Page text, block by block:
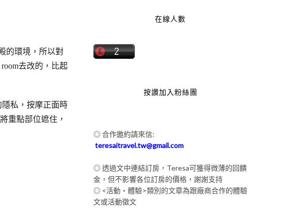
的環境，所以對
去改的，比起
私，按摩正面時
重點部位遮住，
在線人數
按讚加入粉絲團
◎ 合作邀約請來信:
teresaitravel.tw@gmail.com
◎ 透過文中連結訂房，Teresa可獲得微薄的回饋
金，但不影響各位訂房的價格，謝謝支持
◎ <活動‧體驗>類別的文章為跟廠商合作的體驗
文或活動徵文